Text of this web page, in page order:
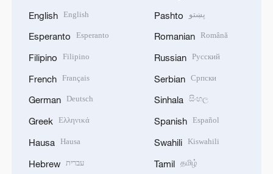
English English
Esperanto Esperanto
Filipino Filipino
French Français
German Deutsch
Greek Ελληνικά
Hausa Hausa
Hebrew עברית
Pashto پښتو
Romanian Română
Russian Русский
Serbian Српски
Sinhala සිංහල
Spanish Español
Swahili Kiswahili
Tamil தமிழ்